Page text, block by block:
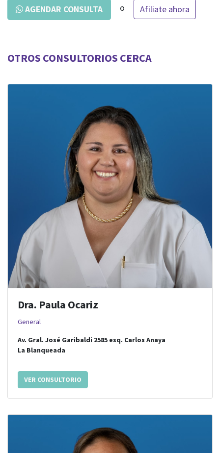
AGENDAR CONSULTA o Afiliate ahora
OTROS CONSULTORIOS CERCA
Dra. Paula Ocariz
General
Av. Gral. José Garibaldi 2585 esq. Carlos Anaya
La Blanqueada
VER CONSULTORIO